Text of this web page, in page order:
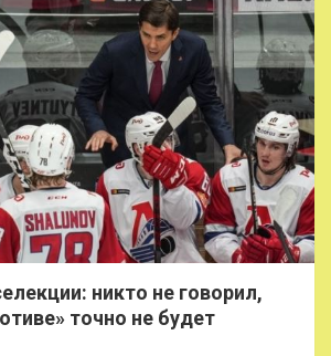
никто не говорил,
точно не будет